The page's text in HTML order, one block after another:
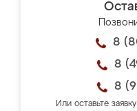
8
8
8
Или оставьте